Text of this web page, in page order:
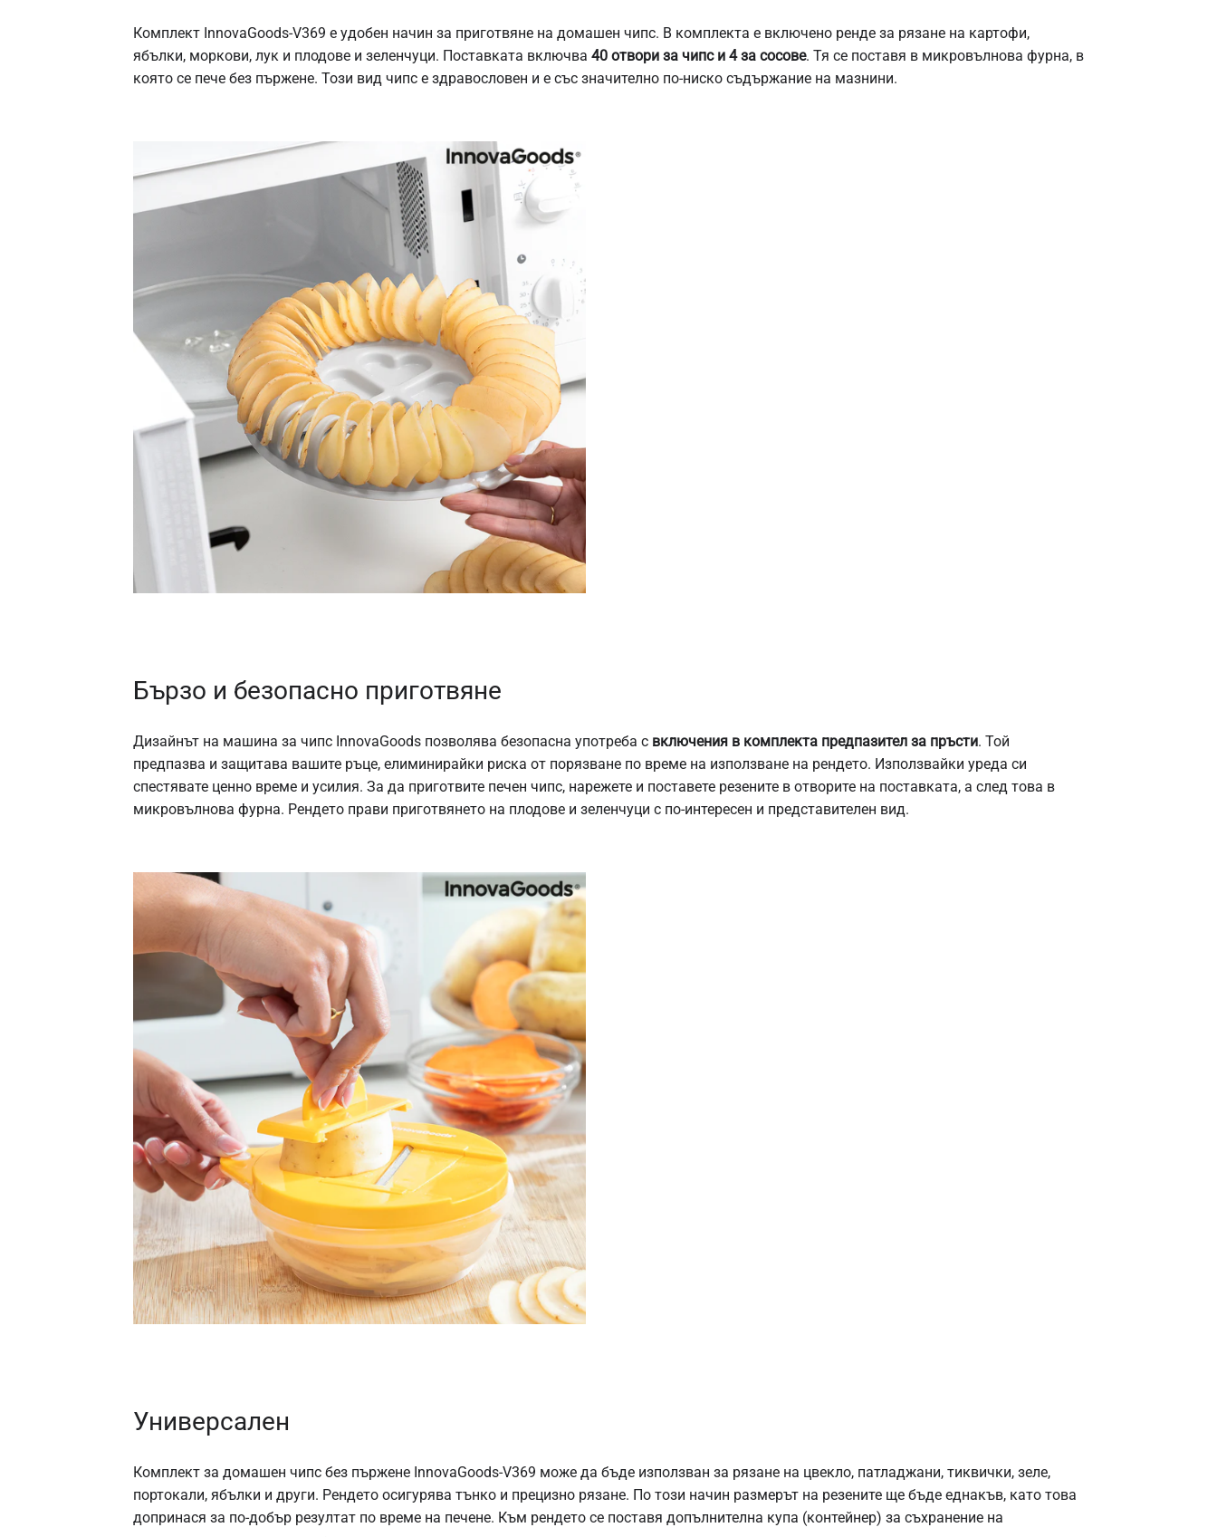
Комплект InnovaGoods-V369 е удобен начин за приготвяне на домашен чипс. В комплекта е включено ренде за рязане на картофи,
ябълки, моркови, лук и плодове и зеленчуци. Поставката включва 40 отвори за чипс и 4 за сосове. Тя се поставя в микровълнова фурна, в
която се пече без пържене. Този вид чипс е здравословен и е със значително по-ниско съдържание на мазнини.
Бързо и безопасно приготвяне
Дизайнът на машина за чипс InnovaGoods позволява безопасна употреба с включения в комплекта предпазител за пръсти. Той
предпазва и защитава вашите ръце, елиминирайки риска от порязване по време на използване на рендето. Използвайки уреда си
спестявате ценно време и усилия. За да приготвите печен чипс, нарежете и поставете резените в отворите на поставката, а след това в
микровълнова фурна. Рендето прави приготвянето на плодове и зеленчуци с по-интересен и представителен вид.
Универсален
Комплект за домашен чипс без пържене InnovaGoods-V369 може да бъде използван за рязане на цвекло, патладжани, тиквички, зеле,
портокали, ябълки и други. Рендето осигурява тънко и прецизно рязане. По този начин размерът на резените ще бъде еднакъв, като това
допринася за по-добър резултат по време на печене. Към рендето се поставя допълнителна купа (контейнер) за съхранение на